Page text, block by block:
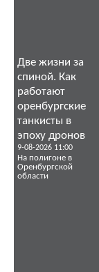
Две жизни за
спиной. Как
работают
оренбургские
танкисты в
эпоху дронов
9-08-2026 11:00
На полигоне в
Оренбургской
области